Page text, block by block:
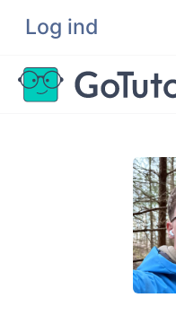
Log ind
Søg
Lektiehjælp
Eksamenshjælp
Hjælp til
Kundeudtalelser
Undervisere